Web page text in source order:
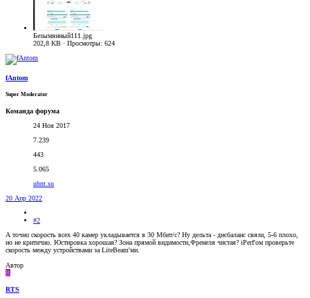
Безымянный111.jpg
202,8 KB · Просмотры: 624
fAntom
Super Moderator
Команда форума
24 Ноя 2017
7.239
443
5.065
ubnt.su
20 Апр 2022
#2
А точно скорость всех 40 камер укладывается в 30 Мбит/с? Ну дельта - дисбаланс связи, 5-6 плохо,
но не критично. Юстировка хорошая? Зона прямой видимости,Френеля чистая? iPerf'ом проверьте
скорость между устройствами за LiteBeam'ми.
Автор
R
RTS